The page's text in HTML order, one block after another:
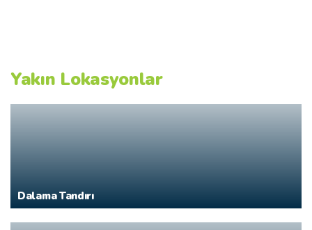
Yakın Lokasyonlar
Dalama Tandırı